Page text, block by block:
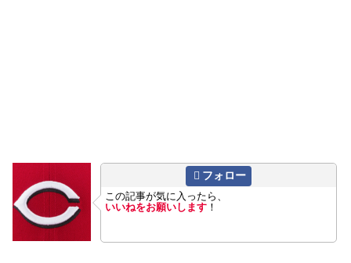
フォロー
この記事が気に入ったら、
いいねをお願いします ！